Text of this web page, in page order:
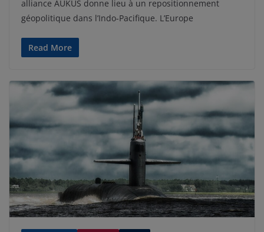
alliance AUKUS donne lieu à un repositionnement
géopolitique dans l’Indo-Pacifique. L’Europe
Read More